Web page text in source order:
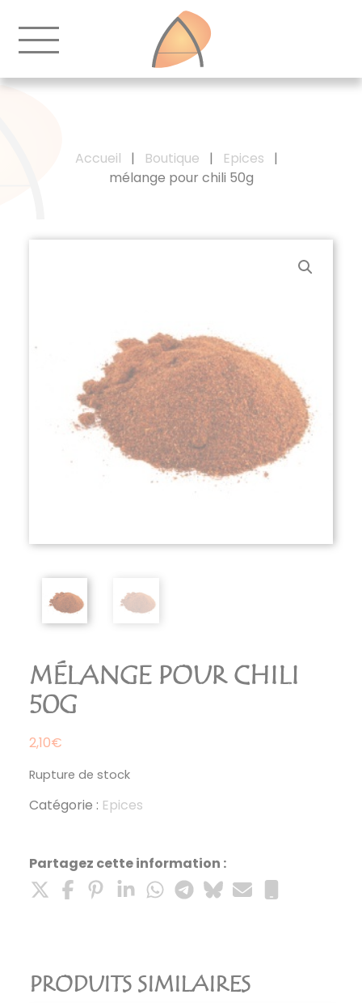
Accueil | Boutique | Epices
|
mélange pour chili 50g
MÉLANGE POUR CHILI
50G
2,10€
Rupture de stock
Catégorie : Epices
Partagez cette information :
PRODUITS SIMILAIRES